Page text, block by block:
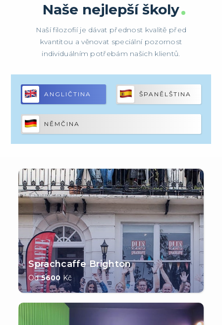
Naše nejlepší školy
Naší filozofií je dávat přednost kvalitě před
kvantitou a věnovat speciální pozornost
individuálním potřebám našich klientů.
ANGLIČTINA ŠPANĚLŠTINA
NĚMČINA
Sprachcaffe Brighton
Od 5600 Kč